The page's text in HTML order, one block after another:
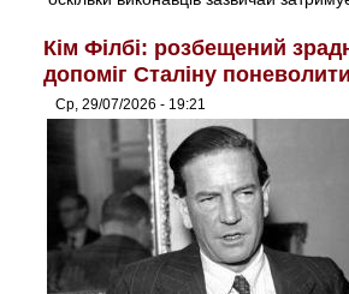
Кім Філбі: розбещений
допоміг Сталіну
Ср, 29/07/2026 - 19:21